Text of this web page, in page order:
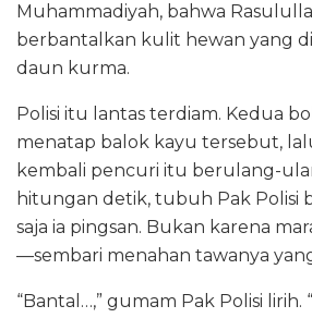
Muhammadiyah, bahwa
berbantalkan kulit hewan yang
daun kurma.
Polisi itu lantas terdiam. Kedua
menatap balok kayu tersebut,
kembali pencuri itu berulang-
hitungan detik, tubuh Pak Polisi
saja ia pingsan. Bukan karena
—sembari menahan tawanya
“Bantal…,” gumam Pak Polisi lirih.